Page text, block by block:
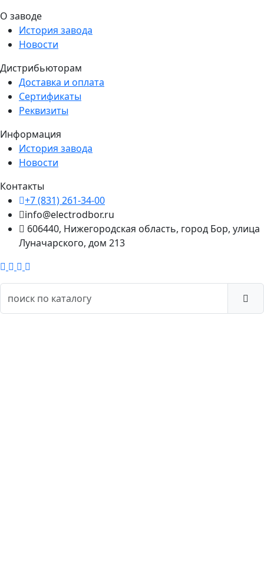
О заводе
История завода
Новости
Дистрибьюторам
Доставка и оплата
Сертификаты
Реквизиты
Информация
История завода
Новости
Контакты
+7 (831) 261-34-00
info@electrodbor.ru
606440, Нижегородская область, город Бор, улица
Луначарского, дом 213